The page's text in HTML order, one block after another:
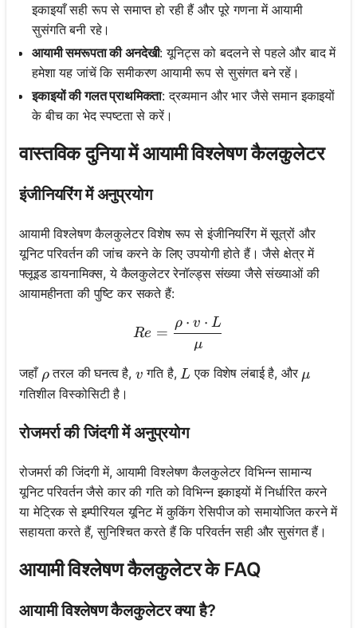
इकाइयाँ सही रूप से समाप्त हो रही हैं और पूरे गणना में आयामी
सुसंगति बनी रहे।
आयामी समरूपता की अनदेखी: यूनिट्स को बदलने से पहले और बाद में
हमेशा यह जांचें कि समीकरण आयामी रूप से सुसंगत बने रहें।
इकाइयों की गलत प्राथमिकता: द्रव्यमान और भार जैसे समान इकाइयों
के बीच का भेद स्पष्टता से करें।
वास्तविक दुनिया में आयामी विश्लेषण कैलकुलेटर
इंजीनियरिंग में अनुप्रयोग
आयामी विश्लेषण कैलकुलेटर विशेष रूप से इंजीनियरिंग में सूत्रों और
यूनिट परिवर्तन की जांच करने के लिए उपयोगी होते हैं। जैसे क्षेत्र में
फ्लूइड डायनामिक्स, ये कैलकुलेटर रेनॉल्ड्स संख्या जैसे संख्याओं की
आयामहीनता की पुष्टि कर सकते हैं:
Re = \frac{\rho \cdot v
Re =
μ
ρ ⋅ v ⋅ L
जहाँ \rho
ρतरल की घनत्व है, v
v गति है, L
L एक विशेष लंबाई है, और \mu
μ
गतिशील विस्कोसिटी है।
रोजमर्रा की जिंदगी में अनुप्रयोग
रोजमर्रा की जिंदगी में, आयामी विश्लेषण कैलकुलेटर विभिन्न सामान्य
यूनिट परिवर्तन जैसे कार की गति को विभिन्न इकाइयों में निर्धारित करने
या मेट्रिक से इम्पीरियल यूनिट में कुकिंग रेसिपीज को समायोजित करने में
सहायता करते हैं, सुनिश्चित करते हैं कि परिवर्तन सही और सुसंगत हैं।
आयामी विश्लेषण कैलकुलेटर के FAQ
आयामी विश्लेषण कैलकुलेटर क्या है?